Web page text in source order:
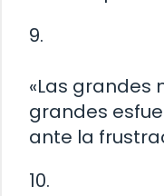
9.
«Las grandes
grandes
ante la
10.